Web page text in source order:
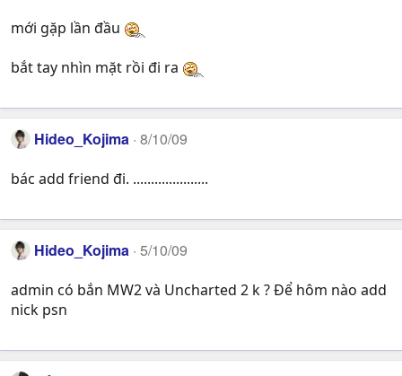
mới gặp lần đầu
bắt tay nhìn mặt rồi đi ra
Hideo_Kojima 8/10/09
bác add friend đi. .....................
Hideo_Kojima 5/10/09
admin có bắn MW2 và Uncharted 2 k ? Để hôm nào add
nick psn